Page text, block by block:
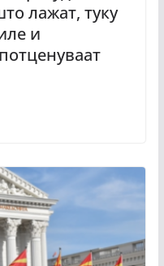
лажат, туку
и